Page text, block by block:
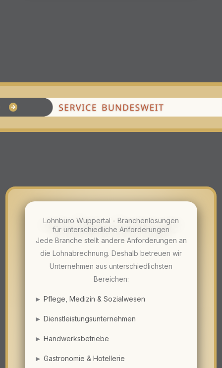
Lohnbüro Wuppertal - Branchenlösungen
für unterschiedliche Anforderungen
Jede Branche stellt andere Anforderungen an
die Lohnabrechnung. Deshalb betreuen wir
Unternehmen aus unterschiedlichsten
Bereichen:
►Pflege ,Medizin &Sozialwesen
►Dienstleistungsunternehmen
►Handwerksbetriebe
► Gastronomie & Hotellerie